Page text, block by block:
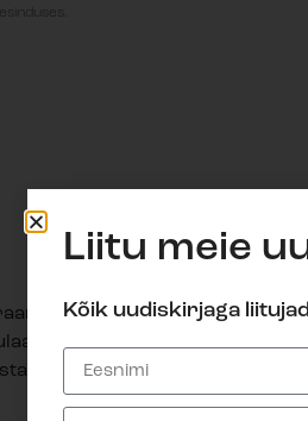
on
ruumi
Liitu meie
Kõik uudiskirjaga